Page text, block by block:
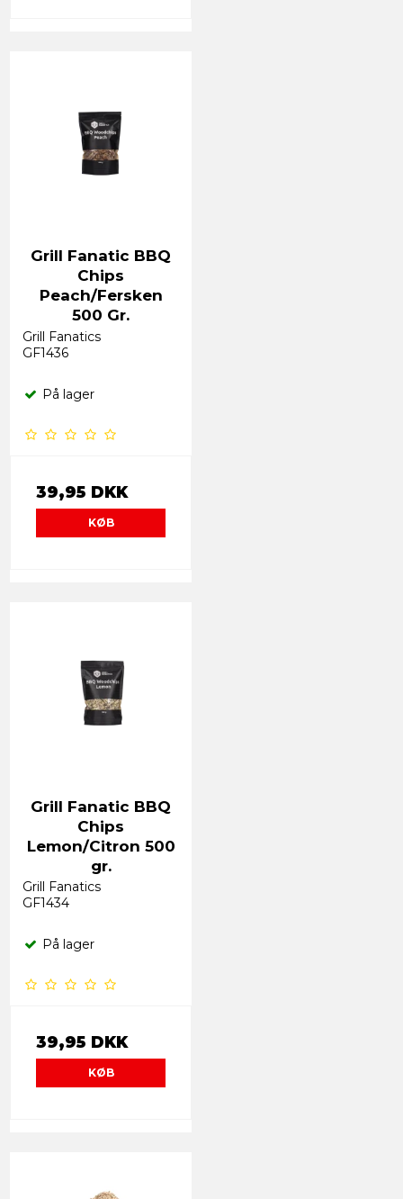
Grill Fanatic BBQ
Chips
Peach/Fersken
500 Gr.
Grill Fanatics
GF1436
På lager
39,95 DKK
KØB
Grill Fanatic BBQ
Chips
Lemon/Citron 500
gr.
Grill Fanatics
GF1434
På lager
39,95 DKK
KØB